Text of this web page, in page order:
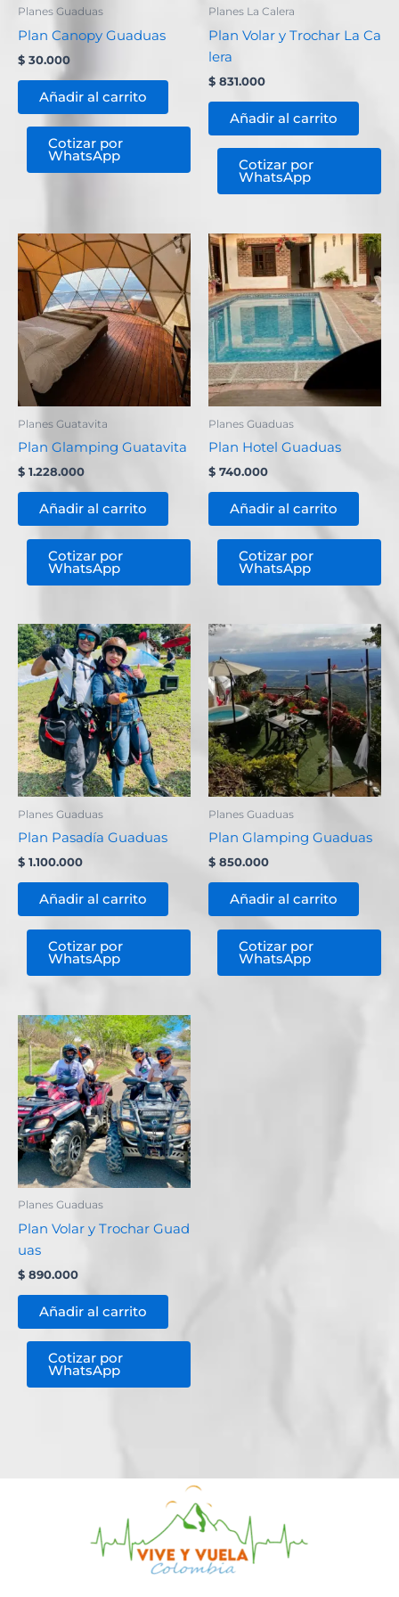
Planes Guaduas
Plan Canopy Guaduas
$ 30.000
Añadir al carrito
Cotizar por
WhatsApp
Planes La Calera
Plan Volar y Trochar La Ca
lera
$ 831.000
Añadir al carrito
Cotizar por
WhatsApp
Planes Guatavita
Plan Glamping Guatavita
$ 1.228.000
Añadir al carrito
Cotizar por
WhatsApp
Planes Guaduas
Plan Hotel Guaduas
$ 740.000
Añadir al carrito
Cotizar por
WhatsApp
Planes Guaduas
Plan Pasadía Guaduas
$ 1.100.000
Añadir al carrito
Cotizar por
WhatsApp
Planes Guaduas
Plan Glamping Guaduas
$ 850.000
Añadir al carrito
Cotizar por
WhatsApp
Planes Guaduas
Plan Volar y Trochar Guad
uas
$ 890.000
Añadir al carrito
Cotizar por
WhatsApp